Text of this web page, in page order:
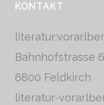
KONTAKT
Bahnhofstrasse 6
6800 Feldkirch
literatur-